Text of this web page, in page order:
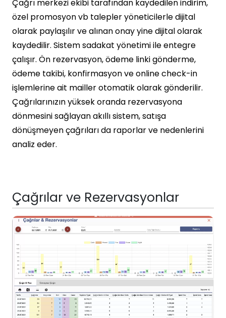
Çağrı merkezi ekibi tarafından kaydedilen indirim,
özel promosyon vb talepler yöneticilerle dijital
olarak paylaşılır ve alınan onay yine dijital olarak
kaydedilir. Sistem sadakat yönetimi ile entegre
çalışır. Ön rezervasyon, ödeme linki gönderme,
ödeme takibi, konfirmasyon ve online check-in
işlemlerine ait mailler otomatik olarak gönderilir.
Çağrılarınızın yüksek oranda rezervasyona
dönmesini sağlayan akıllı sistem, satışa
dönüşmeyen çağrıları da raporlar ve nedenlerini
analiz eder.
Çağrılar ve Rezervasyonlar